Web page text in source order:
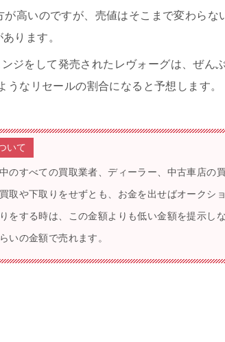
高いのですが、売値はそこまで変わらな
ります。
ジをして発売されたレヴォーグは、ぜん
なリセールの割合になると予想します。
いて
のすべての買取業者、ディーラー、中古車店の
取や下取りをせずとも、お金を出せばオークシ
をする時は、この金額よりも低い金額を提示し
いの金額で売れます。